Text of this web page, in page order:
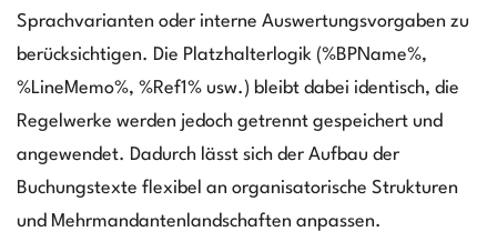
Sprachvarianten oder interne Auswertungsvorgaben zu
berücksichtigen. Die Platzhalterlogik (%BPName%,
%LineMemo%, %Ref1% usw.) bleibt dabei identisch, die
Regelwerke werden jedoch getrennt gespeichert und
angewendet. Dadurch lässt sich der Aufbau der
Buchungstexte flexibel an organisatorische Strukturen
und Mehrmandantenlandschaften anpassen.